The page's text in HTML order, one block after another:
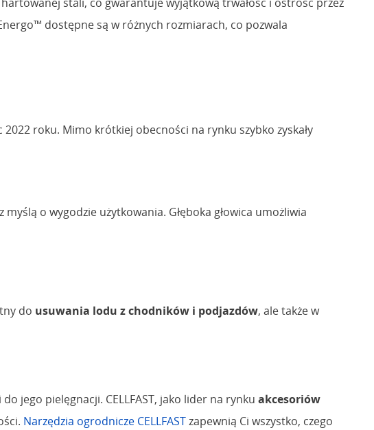
dostępne są w różnych rozmiarach, co pozwala
roku. Mimo krótkiej obecności na rynku szybko zyskały
o wygodzie użytkowania. Głęboka głowica umożliwia
do usuwania lodu z chodników i podjazdów, ale także w
jego pielęgnacji. CELLFAST, jako lider na rynku akcesoriów
Narzędzia ogrodnicze CELLFASTzapewnią Ci wszystko, czego